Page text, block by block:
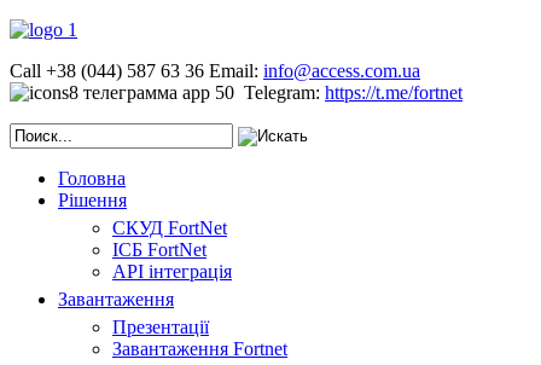
Call +38 (044) 587 63 36 Email: info@access.com.ua
Telegram: https://t.me/fortnet
Головна
Рішення
СКУД FortNet
ІСБ FortNet
API інтеграція
Завантаження
Презентації
Завантаження Fortnet